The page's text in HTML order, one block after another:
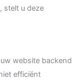
stelt u deze
website backend
efficiënt